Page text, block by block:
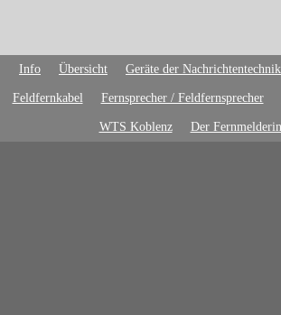
Info Übersicht Geräte der Nachrichtentechnik
Feldfernkabel Fernsprecher / Feldfernsprecher
WTS Koblenz Der